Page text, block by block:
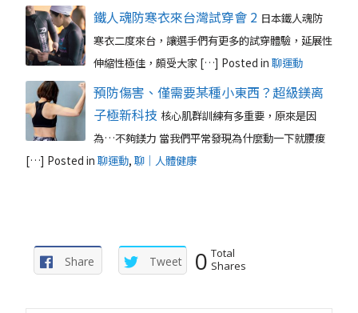
鐵人魂防寒衣來台灣試穿會 2 日本鐵人魂防
寒衣二度來台，讓選手們有更多的試穿體驗，延展性
伸縮性極佳，頗受大家 […] Posted in 聊運動
預防傷害、僅需要某種小東西？超級鎂离
子極新科技 核心肌群訓練有多重要，原來是因
為…不夠鎂力 當我們平常發現為什麼動一下就腰痠
[…] Posted in 聊運動, 聊｜人體健康
Share Tweet 0 Total
Shares